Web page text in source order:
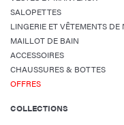
SALOPETTES
LINGERIE ET VÊTEMENTS DE
MAILLOT DE BAIN
ACCESSOIRES
CHAUSSURES & BOTTES
OFFRES
COLLECTIONS